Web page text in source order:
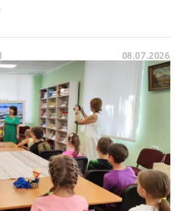
08.07.2026